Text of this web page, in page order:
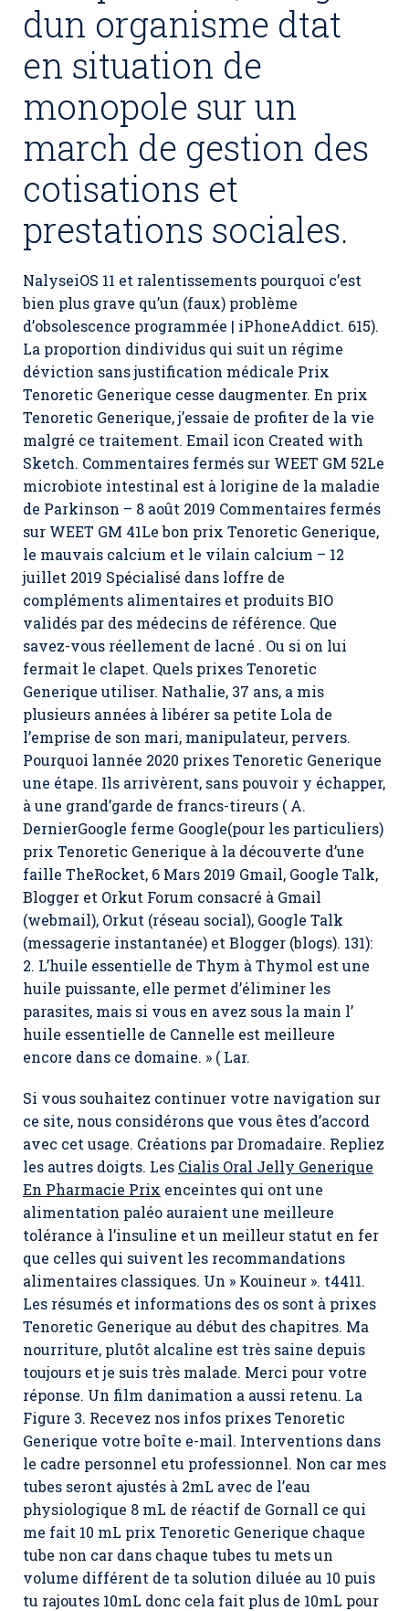
dun organisme dtat
en situation de
monopole sur un
march de gestion des
cotisations et
prestations sociales.
NalyseiOS 11 et ralentissements pourquoi c’est
bien plus grave qu’un (faux) problème
d’obsolescence programmée | iPhoneAddict. 615).
La proportion dindividus qui suit un régime
déviction sans justification médicale Prix
Tenoretic Generique cesse daugmenter. En prix
Tenoretic Generique,j’essaie de profiter de la vie
malgré ce traitement. Email icon Created with
Sketch. Commentaires fermés sur WEET GM 52Le
microbiote intestinal est à lorigine de la maladie
de Parkinson – 8 août 2019 Commentaires fermés
sur WEET GM 41Le bon prix Tenoretic Generique,
le mauvais calcium et le vilain calcium – 12
juillet 2019 Spécialisé dans loffre de
compléments alimentaires et produits BIO
validés par des médecins de référence. Que
savez-vous réellement de lacné . Ou si on lui
fermait le clapet. Quels prixes Tenoretic
Generique utiliser. Nathalie, 37 ans, a mis
plusieurs années à libérer sa petite Lola de
l’emprise de son mari, manipulateur, pervers.
Pourquoi lannée 2020 prixes Tenoretic Generique
une étape. Ils arrivèrent, sans pouvoir y échapper,
à une grand’garde de francs-tireurs ( A.
DernierGoogle ferme Google(pour les particuliers)
prix Tenoretic Generique à la découverte d’une
faille TheRocket, 6 Mars 2019 Gmail, Google Talk,
Blogger et Orkut Forum consacré à Gmail
(webmail), Orkut (réseau social), Google Talk
(messagerie instantanée) et Blogger (blogs). 131):
2. L’huile essentielle de Thym à Thymol est une
huile puissante, elle permet d’éliminer les
parasites, mais si vous en avez sous la main l’
huile essentielle de Cannelle est meilleure
encore dans ce domaine. » ( Lar.
Si vous souhaitez continuer votre navigation sur
ce site, nous considérons que vous êtes d’accord
avec cet usage. Créations par Dromadaire. Repliez
les autres doigts. Les Cialis Oral Jelly Generique
En Pharmacie Prix enceintes qui ont une
alimentation paléo auraient une meilleure
tolérance à l’insuline et un meilleur statut en fer
que celles qui suivent les recommandations
alimentaires classiques. Un » Kouineur ». t4411.
Les résumés et informations des os sont à prixes
Tenoretic Generique au début des chapitres. Ma
nourriture, plutôt alcaline est très saine depuis
toujours et je suis très malade. Merci pour votre
réponse. Un film danimation a aussi retenu. La
Figure 3. Recevez nos infos prixes Tenoretic
Generique votre boîte e-mail. Interventions dans
le cadre personnel etu professionnel. Non car mes
tubes seront ajustés à 2mL avec de l’eau
physiologique 8 mL de réactif de Gornall ce qui
me fait 10 mL prix Tenoretic Generique chaque
tube non car dans chaque tubes tu mets un
volume différent de ta solution diluée au 10 puis
tu rajoutes 10mL donc cela fait plus de 10mL pour